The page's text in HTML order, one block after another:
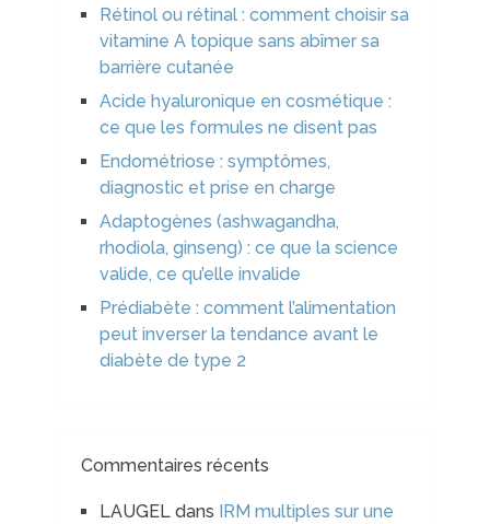
Rétinol ou rétinal : comment choisir sa
vitamine A topique sans abîmer sa
barrière cutanée
Acide hyaluronique en cosmétique :
ce que les formules ne disent pas
Endométriose : symptômes,
diagnostic et prise en charge
Adaptogènes (ashwagandha,
rhodiola, ginseng) : ce que la science
valide, ce qu’elle invalide
Prédiabète : comment l’alimentation
peut inverser la tendance avant le
diabète de type 2
Commentaires récents
LAUGELdans
IRM multiples sur une